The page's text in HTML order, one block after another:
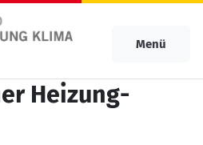
Menü
Heizung-